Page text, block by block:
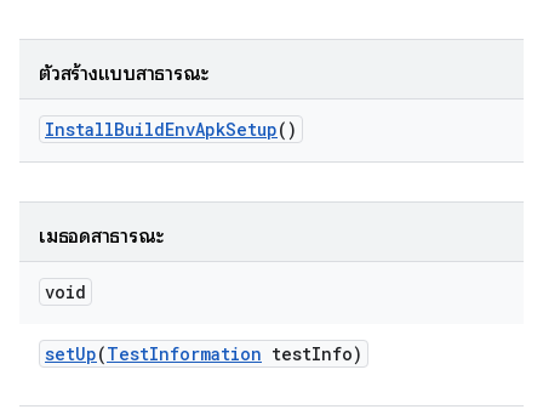
ตัวสร้างแบบสาธารณะ
InstallBuildEnvApkSetup()
เมธอดสาธารณะ
void
setUp(TestInformation testInfo)